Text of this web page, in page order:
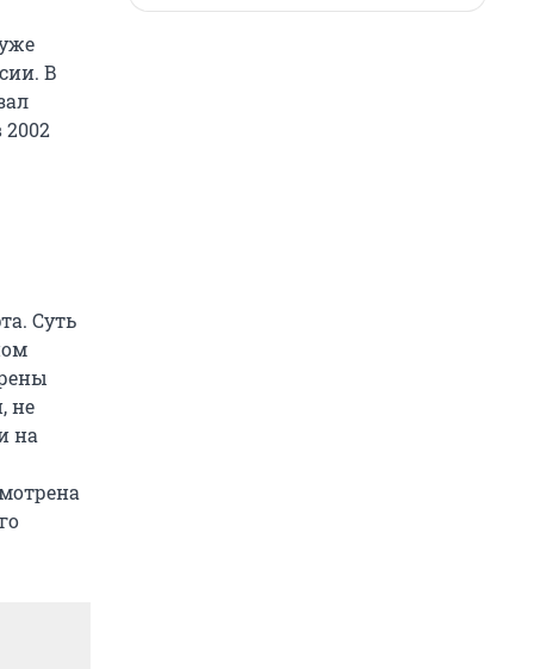
В
Суть
не
на